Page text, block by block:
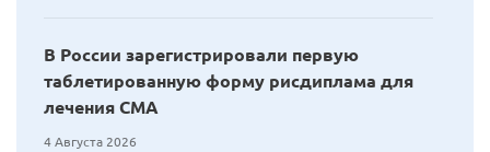
В России зарегистрировали первую
таблетированную форму рисдиплама для
лечения СМА
4 Августа 2026